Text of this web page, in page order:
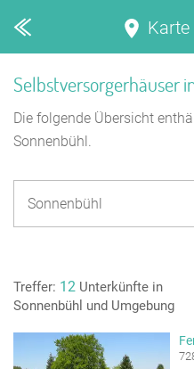
Karte
Selbstversorgerhäuser
Die folgende Übersicht
Sonnenbühl.
Treffer: 12 Unterkünfte in
Sonnenbühl und Umgebung